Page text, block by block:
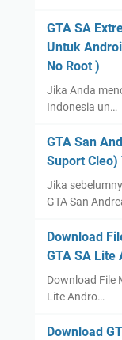
GTA SA
Untuk
No Root )
Jika Anda
Indonesia un…
GTA San
Suport Cleo)
Jika
GTA San
Download
GTA SA Lite
Download File
Lite Andro…
Download